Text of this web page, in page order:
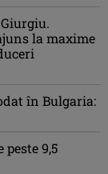
la maxime
în Bulgaria:
peste 9,5